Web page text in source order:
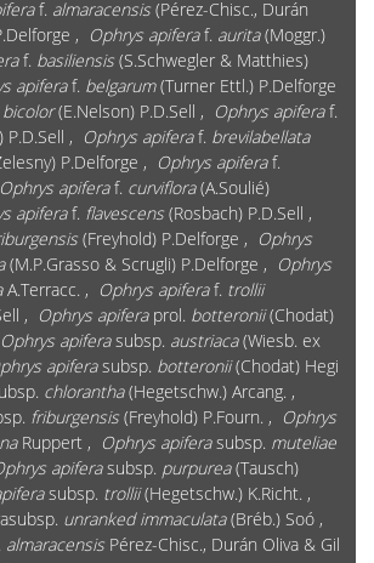
f. almaracensis (Pérez-Chisc., Durán
, Ophrys apiferaf. aurita(Moggr.)
f. basiliensis (S.Schwegler & Matthies)
apiferaf. belgarum(Turner Ettl.) P.Delforge
bicolor(E.Nelson) P.D.Sell , Ophrys apiferaf.
, Ophrys apiferaf. brevilabellata
P.Delforge , Ophrys apiferaf.
Ophrys apiferaf. curviflora(A.Soulié)
apiferaf. flavescens (Rosbach) P.D.Sell ,
(Freyhold) P.Delforge , Ophrys
(M.P.Grasso & Scrugli) P.Delforge , Ophrys
A.Terracc. , Ophrys apiferaf. trollii
, Ophrys apiferaprol. botteronii(Chodat)
Ophrys apiferasubsp. austriaca(Wiesb. ex
apiferasubsp. botteronii(Chodat) Hegi
chlorantha(Hegetschw.) Arcang. ,
friburgensis (Freyhold) P.Fourn. , Ophrys
Ruppert , Ophrys apiferasubsp. muteliae
apiferasubsp. purpurea(Tausch)
subsp. trollii(Hegetschw.) K.Richt. ,
unranked immaculata(Bréb.) Soó ,
almaracensis Pérez-Chisc., Durán Oliva & Gil